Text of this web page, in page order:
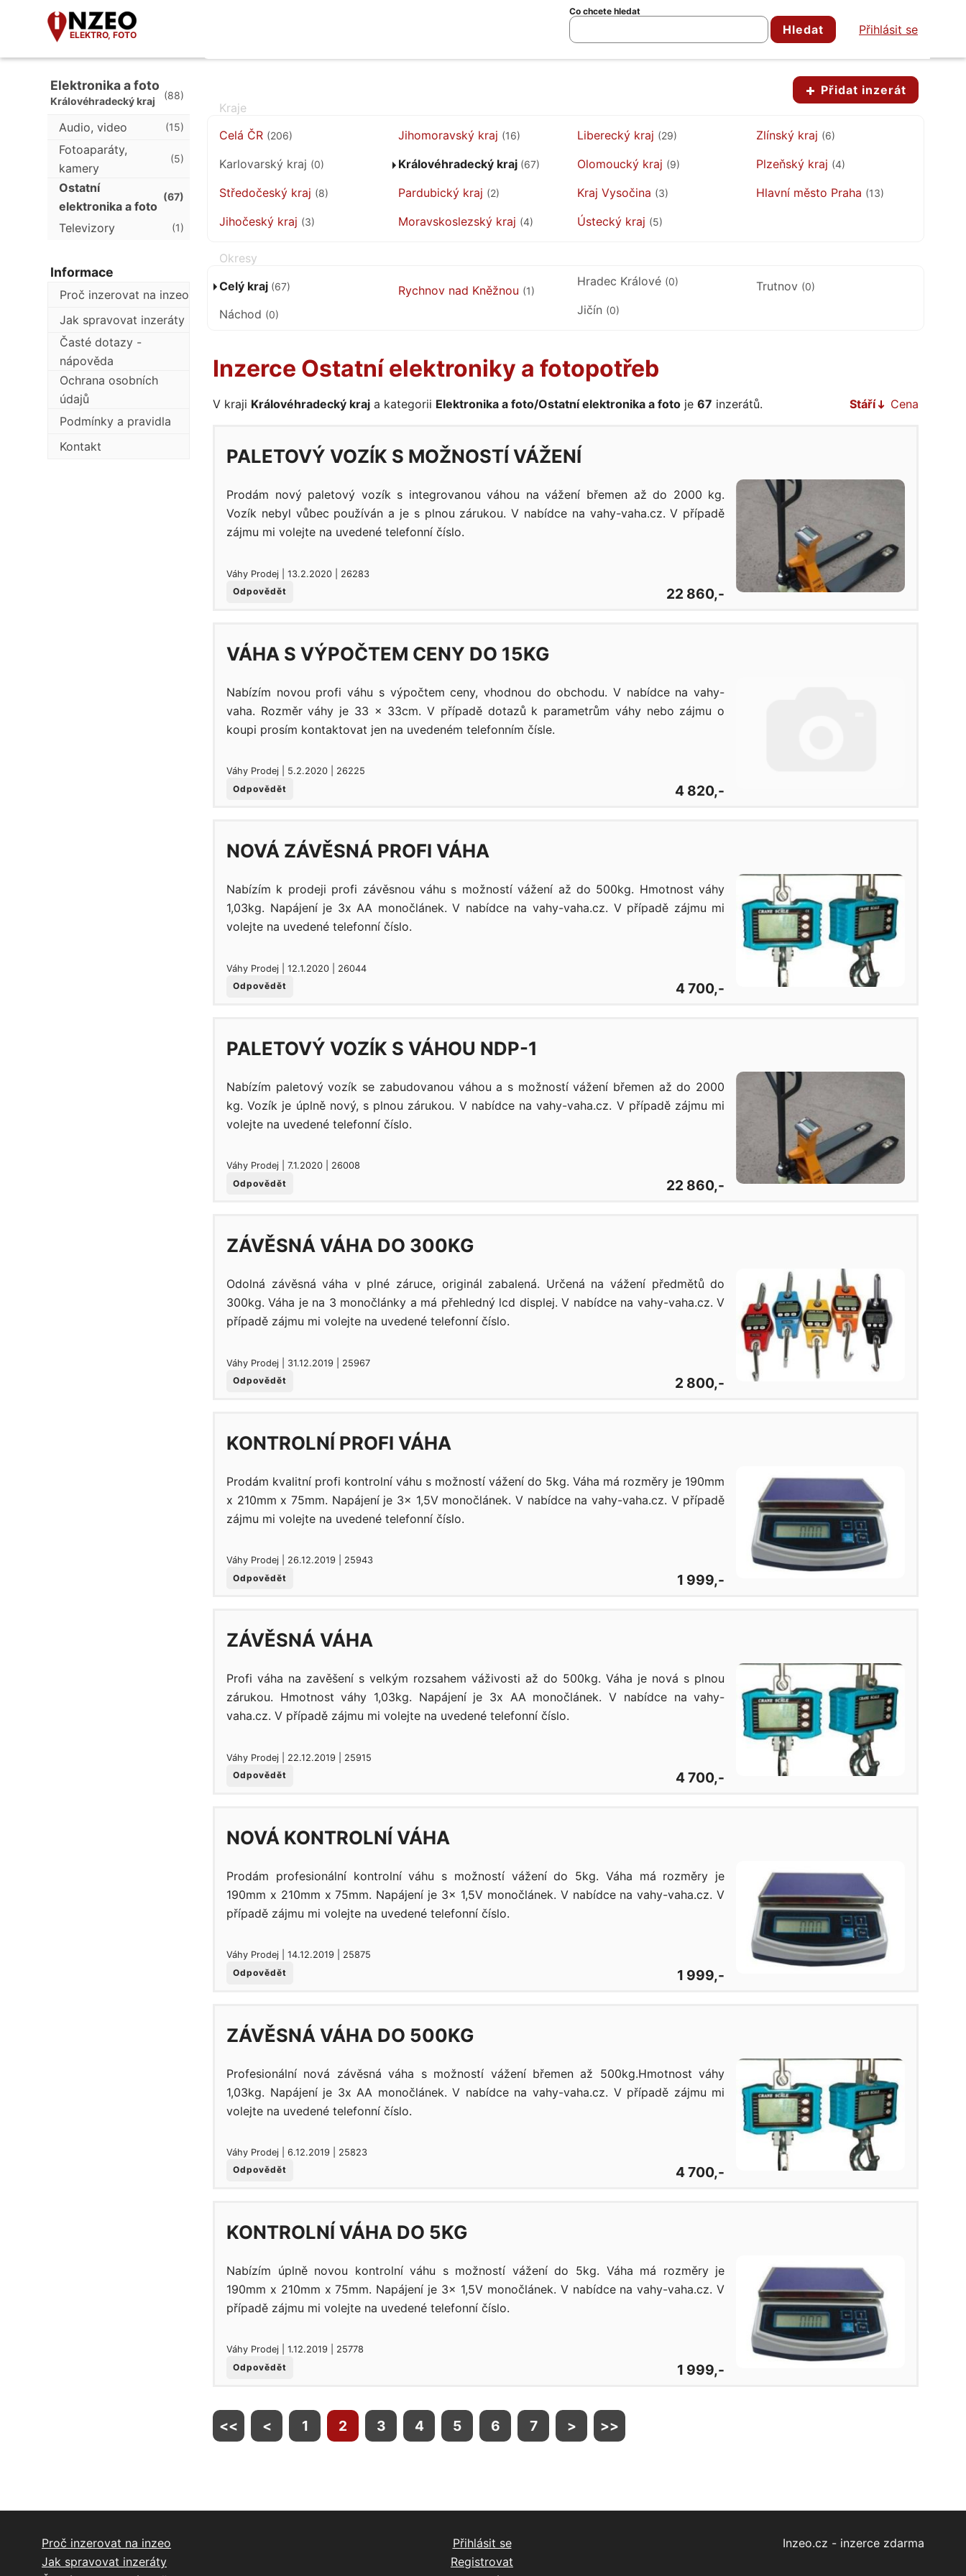
ELEKTRO, FOTO
Co chcete hledat
Hledat Přihlásit se
Přidat inzerát
Celá ČR (206)
Karlovarský kraj (0)
Středočeský kraj (8)
Jihočeský kraj (3)
Jihomoravský kraj (16)
Královéhradecký kraj (67)
Pardubický kraj (2)
Moravskoslezský kraj (4)
Liberecký kraj (29)
Olomoucký kraj (9)
Kraj Vysočina (3)
Ústecký kraj (5)
Zlínský kraj (6)
Plzeňský kraj (4)
Hlavní město Praha (13)
Celý kraj (67)
Náchod (0)
Rychnov nad Kněžnou (1)
Hradec Králové (0)
Jičín (0)
Trutnov (0)
Inzerce Ostatní elektroniky a fotopotřeb
V kraji Královéhradecký kraj a kategorii Elektronika a foto/Ostatní elektronika a foto je 67 inzerátů. Stáří Cena
PALETOVÝ VOZÍK S MOŽNOSTÍ VÁŽENÍ
Prodám nový paletový vozík s integrovanou váhou na vážení břemen až do 2000 kg.
Vozík nebyl vůbec používán a je s plnou zárukou. V nabídce na vahy-vaha.cz. V případě
zájmu mi volejte na uvedené telefonní číslo.
Váhy Prodej | 13.2.2020 | 26283
Odpovědět
22 860,-
VÁHA S VÝPOČTEM CENY DO 15KG
Nabízím novou profi váhu s výpočtem ceny, vhodnou do obchodu. V nabídce na vahy-
vaha. Rozměr váhy je 33 x 33cm. V případě dotazů k parametrům váhy nebo zájmu o
koupi prosím kontaktovat jen na uvedeném telefonním čísle.
Váhy Prodej | 5.2.2020 | 26225
Odpovědět
4 820,-
NOVÁ ZÁVĚSNÁ PROFI VÁHA
Nabízím k prodeji profi závěsnou váhu s možností vážení až do 500kg. Hmotnost váhy
1,03kg. Napájení je 3x AA monočlánek. V nabídce na vahy-vaha.cz. V případě zájmu mi
volejte na uvedené telefonní číslo.
Váhy Prodej | 12.1.2020 | 26044
Odpovědět
4 700,-
PALETOVÝ VOZÍK S VÁHOU NDP-1
Nabízím paletový vozík se zabudovanou váhou a s možností vážení břemen až do 2000
kg. Vozík je úplně nový, s plnou zárukou. V nabídce na vahy-vaha.cz. V případě zájmu mi
volejte na uvedené telefonní číslo.
Váhy Prodej | 7.1.2020 | 26008
Odpovědět
22 860,-
ZÁVĚSNÁ VÁHA DO 300KG
Odolná závěsná váha v plné záruce, originál zabalená. Určená na vážení předmětů do
300kg. Váha je na 3 monočlánky a má přehledný lcd displej. V nabídce na vahy-vaha.cz. V
případě zájmu mi volejte na uvedené telefonní číslo.
Váhy Prodej | 31.12.2019 | 25967
Odpovědět
2 800,-
KONTROLNÍ PROFI VÁHA
Prodám kvalitní profi kontrolní váhu s možností vážení do 5kg. Váha má rozměry je 190mm
x 210mm x 75mm. Napájení je 3x 1,5V monočlánek. V nabídce na vahy-vaha.cz. V případě
zájmu mi volejte na uvedené telefonní číslo.
Váhy Prodej | 26.12.2019 | 25943
Odpovědět
1 999,-
ZÁVĚSNÁ VÁHA
Profi váha na zavěšení s velkým rozsahem váživosti až do 500kg. Váha je nová s plnou
zárukou. Hmotnost váhy 1,03kg. Napájení je 3x AA monočlánek. V nabídce na vahy-
vaha.cz. V případě zájmu mi volejte na uvedené telefonní číslo.
Váhy Prodej | 22.12.2019 | 25915
Odpovědět
4 700,-
NOVÁ KONTROLNÍ VÁHA
Prodám profesionální kontrolní váhu s možností vážení do 5kg. Váha má rozměry je
190mm x 210mm x 75mm. Napájení je 3x 1,5V monočlánek. V nabídce na vahy-vaha.cz. V
případě zájmu mi volejte na uvedené telefonní číslo.
Váhy Prodej | 14.12.2019 | 25875
Odpovědět
1 999,-
ZÁVĚSNÁ VÁHA DO 500KG
Profesionální nová závěsná váha s možností vážení břemen až 500kg.Hmotnost váhy
1,03kg. Napájení je 3x AA monočlánek. V nabídce na vahy-vaha.cz. V případě zájmu mi
volejte na uvedené telefonní číslo.
Váhy Prodej | 6.12.2019 | 25823
Odpovědět
4 700,-
KONTROLNÍ VÁHA DO 5KG
Nabízím úplně novou kontrolní váhu s možností vážení do 5kg. Váha má rozměry je
190mm x 210mm x 75mm. Napájení je 3x 1,5V monočlánek. V nabídce na vahy-vaha.cz. V
případě zájmu mi volejte na uvedené telefonní číslo.
Váhy Prodej | 1.12.2019 | 25778
Odpovědět
1 999,-
<< < 1 2 3 4 5 6 7 > >>
Elektronika a foto
Královéhradecký kraj (88)
Audio, video (15)
Fotoaparáty,
kamery
(5)
Ostatní
elektronika a foto
(67)
Televizory (1)
Informace
Proč inzerovat na inzeo
Jak spravovat inzeráty
Časté dotazy -
nápověda
Ochrana osobních
údajů
Podmínky a pravidla
Kontakt
Proč inzerovat na inzeo
Jak spravovat inzeráty
Přihlásit se
Registrovat
Inzeo.cz - inzerce zdarma